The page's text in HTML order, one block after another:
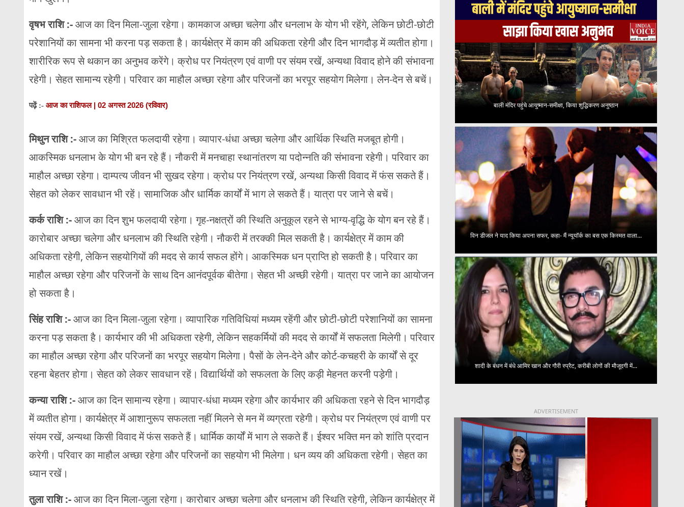
वृषभ राशि :-आज का दिन मिला-जुला रहेगा। कामकाज अच्छा चलेगा और धनलाभ के योग भी रहेंगे, लेकिन छोटी-छोटी
परेशानियों का सामना भी करना पड़ सकता है। कार्यक्षेत्र में काम की अधिकता रहेगी और दिन भागदौड़ में व्यतीत होगा।
शारीरिक रूप से थकान का अनुभव करेंगे। क्रोध पर नियंत्रण एवं वाणी पर संयम रखें, अन्यथा विवाद होने की संभावना
रहेगी। सेहत सामान्य रहेगी। परिवार का माहौल अच्छा रहेगा और परिजनों का भरपूर सहयोग मिलेगा। लेन-देन से बचें।
पढ़ें :- आज का राशिफल | 02 अगस्त 2026 (रविवार)
मिथुन राशि :-आज का मिश्रित फलदायी रहेगा। व्यापार-धंधा अच्छा चलेगा और आर्थिक स्थिति मजबूत होगी।
आकस्मिक धनलाभ के योग भी बन रहे हैं। नौकरी में मनचाहा स्थानांतरण या पदोन्नति की संभावना रहेगी। परिवार का
माहौल अच्छा रहेगा। दाम्पत्य जीवन भी सुखद रहेगा। क्रोध पर नियंत्रण रखें, अन्यथा किसी विवाद में फंस सकते हैं।
सेहत को लेकर सावधान भी रहें। सामाजिक और धार्मिक कार्यों में भाग ले सकते हैं। यात्रा पर जाने से बचें।
कर्क राशि :-आज का दिन शुभ फलदायी रहेगा। गृह-नक्षत्रों की स्थिति अनुकूल रहने से भाग्य-वृद्धि के योग बन रहे हैं।
कारोबार अच्छा चलेगा और धनलाभ की स्थिति रहेगी। नौकरी में तरक्की मिल सकती है। कार्यक्षेत्र में काम की
अधिकता रहेगी, लेकिन सहयोगियों की मदद से कार्य सफल होंगे। आकस्मिक धन प्राप्ति हो सकती है। परिवार का
माहौल अच्छा रहेगा और परिजनों के साथ दिन आनंदपूर्वक बीतेगा। सेहत भी अच्छी रहेगी। यात्रा पर जाने का आयोजन
हो सकता है।
सिंह राशि :-आज का दिन मिला-जुला रहेगा। व्यापारिक गतिविधियां मध्यम रहेंगी और छोटी-छोटी परेशानियों का सामना
करना पड़ सकता है। कार्यभार की भी अधिकता रहेगी, लेकिन सहकर्मियों की मदद से कार्यों में सफलता मिलेगी। परिवार
का माहौल अच्छा रहेगा और परिजनों का भरपूर सहयोग मिलेगा। पैसों के लेन-देने और कोर्ट-कचहरी के कार्यों से दूर
रहना बेहतर होगा। सेहत को लेकर सावधान रहें। विद्यार्थियों को सफलता के लिए कड़ी मेहनत करनी पड़ेगी।
कन्या राशि :-आज का दिन सामान्य रहेगा। व्यापार-धंधा मध्यम रहेगा और कार्यभार की अधिकता रहने से दिन भागदौड़
में व्यतीत होगा। कार्यक्षेत्र में आशानुरूप सफलता नहीं मिलने से मन में व्यग्रता रहेगी। क्रोध पर नियंत्रण एवं वाणी पर
संयम रखें, अन्यथा किसी विवाद में फंस सकते हैं। धार्मिक कार्यों में भाग ले सकते हैं। ईश्वर भक्ति मन को शांति प्रदान
करेगी। परिवार का माहौल अच्छा रहेगा और परिजनों का सहयोग भी मिलेगा। धन व्यय की अधिकता रहेगी। सेहत का
ध्यान रखें।
तुला राशि :-आज का दिन मिला-जुला रहेगा। कारोबार अच्छा चलेगा और धनलाभ की स्थिति रहेगी, लेकिन कार्यक्षेत्र में
बाली मंदिर पहुंचे आयुष्मान-समीक्षा, किया शुद्धिकरण अनुष्ठान
विन डीजल ने याद किया अपना सफर, कहा- मैं न्यूयॉर्क का बस एक किस्मत वाला...
शादी के बंधन में बंधे आमिर खान और गौरी स्प्रैट, करीबी लोगों की मौजूदगी में...
ADVERTISEMENT